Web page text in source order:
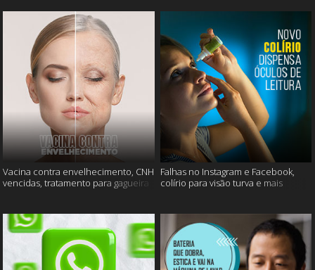
Vacina contra envelhecimento, CNH
vencidas, tratamento para gagueira
Falhas no Instagram e Facebook,
colírio para visão turva e mais